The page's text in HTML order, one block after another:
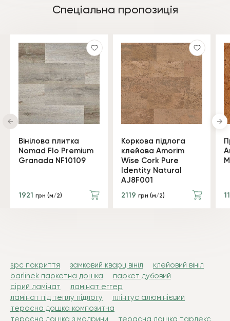
Спеціальна пропозиція
Вінілова плитка
Nomad Flo Premium
Granada NF10109
1921 грн (м/2)
Коркова підлога
клейова Amorim
Wise Cork Pure
Identity Natural
AJ8F001
2119 грн (м/2)
spc покриття замковий кварц вініл
клейовий вініл
barlinek паркетна дошка
паркет дубовий
сірий ламінат
ламінат еггер
ламінат під теплу підлогу
плінтус алюмінієвий
терасна дошка композитна
терасна дошка з модрини
терасна дошка тардекс